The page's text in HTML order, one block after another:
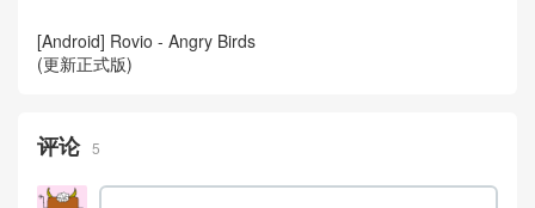
[Android] Rovio - Angry Birds
(更新正式版)
评论 5